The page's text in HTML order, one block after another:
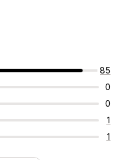
85
0
0
1
1